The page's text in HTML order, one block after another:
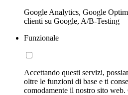
Google Analytics, Google
clienti su Google, A/B-Testing
Funzionale
Accettando questi servizi,
oltre le funzioni di base e ti
comodamente il nostro sito